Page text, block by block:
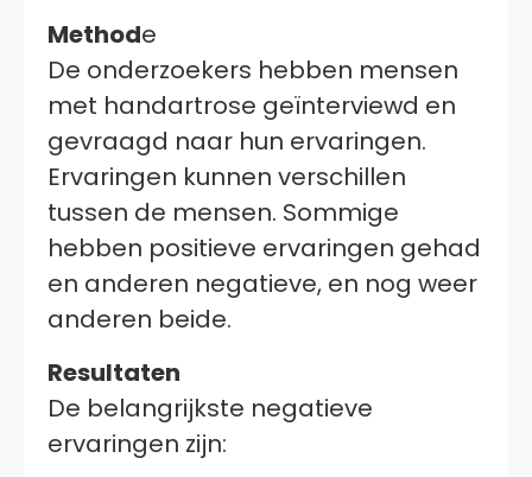
Methode
De onderzoekers hebben mensen
met handartrose geïnterviewd en
gevraagd naar hun ervaringen.
Ervaringen kunnen verschillen
tussen de mensen. Sommige
hebben positieve ervaringen gehad
en anderen negatieve, en nog weer
anderen beide.
Resultaten
De belangrijkste negatieve
ervaringen zijn: